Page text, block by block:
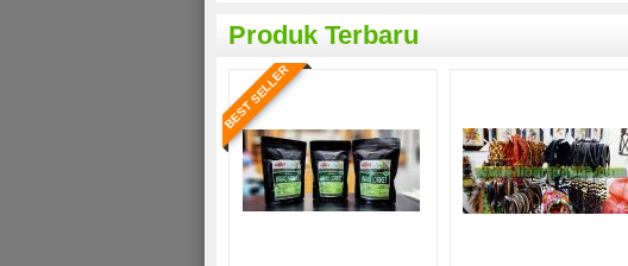
Produk Terbaru
BEST SELLER
merauke